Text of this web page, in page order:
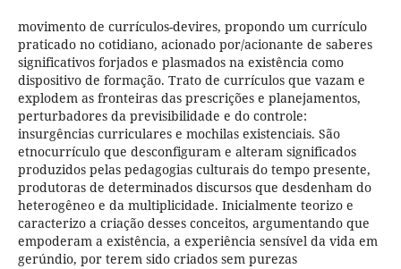
movimento de currículos-devires, propondo um currículo
praticado no cotidiano, acionado por/acionante de saberes
significativos forjados e plasmados na existência como
dispositivo de formação. Trato de currículos que vazam e
explodem as fronteiras das prescrições e planejamentos,
perturbadores da previsibilidade e do controle:
insurgências curriculares e mochilas existenciais. São
etnocurrículo que desconfiguram e alteram significados
produzidos pelas pedagogias culturais do tempo presente,
produtoras de determinados discursos que desdenham do
heterogêneo e da multiplicidade. Inicialmente teorizo e
caracterizo a criação desses conceitos, argumentando que
empoderam a existência, a experiência sensível da vida em
gerúndio, por terem sido criados sem purezas